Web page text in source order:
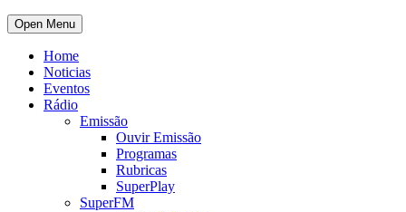
Open Menu
Home
Noticias
Eventos
Rádio
Emissão
Ouvir Emissão
Programas
Rubricas
SuperPlay
SuperFM